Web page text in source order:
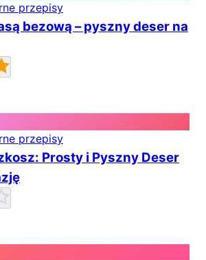
przepisy
bezową – pyszny deser na
przepisy
Prosty i Pyszny Deser